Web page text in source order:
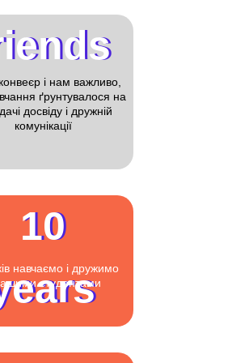
і нам важливо,
ґрунтувалося на
досвіду і дружній
комунікації
10
10
навчаємо і дружимо
студентами